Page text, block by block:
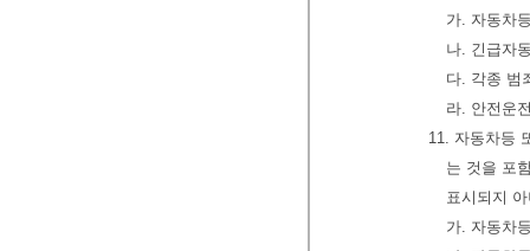
가. 자동차
나. 긴급자
다. 각종 범
라. 안전운
11. 자동차등
는 것을 포
표시되지
가. 자동차